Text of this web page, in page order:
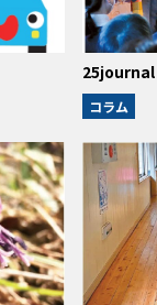
25journal
コラム